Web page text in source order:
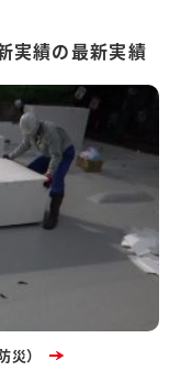
実績の最新実績
）